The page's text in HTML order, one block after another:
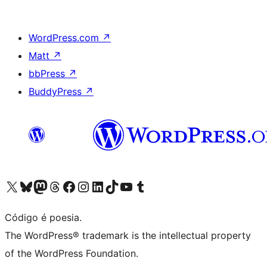
WordPress.com ↗
Matt ↗
bbPress ↗
BuddyPress ↗
Acessar nossa conta do X (antigo Twitter)
Acessar nossa conta do Bluesky
Acessar nossa conta do Mastodon
Acessar nossa conta do Threads
Acessar nossa página do Facebook
Acessar nossa conta do Instagram
Acessar nossa conta do LinkedIn
Acessar nossa conta do TikTok
Acessar nosso canal do YouTube
Acessar nossa conta no Tumblr
Código é poesia.
The WordPress® trademark is the intellectual property
of the WordPress Foundation.